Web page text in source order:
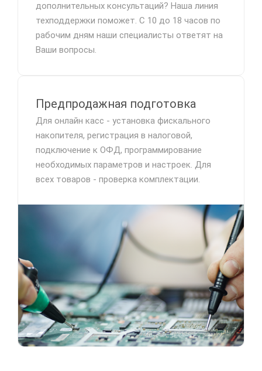
дополнительных консультаций? Наша линия
техподдержки поможет. С 10 до 18 часов по
рабочим дням наши специалисты ответят на
Ваши вопросы.
Предпродажная подготовка
Для онлайн касс - установка фискального
накопителя, регистрация в налоговой,
подключение к ОФД, программирование
необходимых параметров и настроек. Для
всех товаров - проверка комплектации.